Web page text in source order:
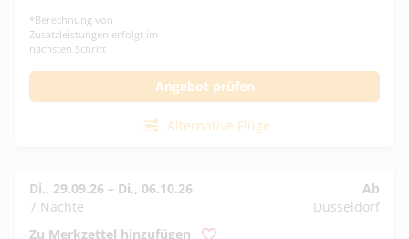
*Berechnung von
Zusatzleistungen erfolgt im
nächsten Schritt
Angebot prüfen
Alternative Flüge
Di., 29.09.26 – Di., 06.10.26
7 Nächte
Ab
Düsseldorf
Zu Merkzettel hinzufügen